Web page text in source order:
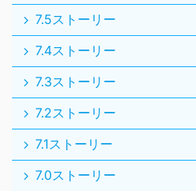
7.5ストーリー
7.4ストーリー
7.3ストーリー
7.2ストーリー
7.1ストーリー
7.0ストーリー